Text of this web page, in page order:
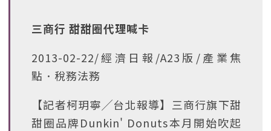
三商行 甜甜圈代理喊卡
2013-02-22/經濟日報/A23版/產業焦
點．稅務法務
【記者柯玥寧╱台北報導】三商行旗下甜
甜圈品牌Dunkin' Donuts本月開始吹起